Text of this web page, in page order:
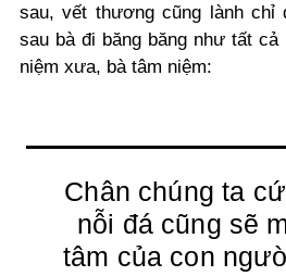
sau, vết thương cũng lành chỉ
sau bà đi băng băng như tất
niệm xưa, bà tâm niệm:
Chân chúng ta
nỗi đá cũng sẽ
tâm của con